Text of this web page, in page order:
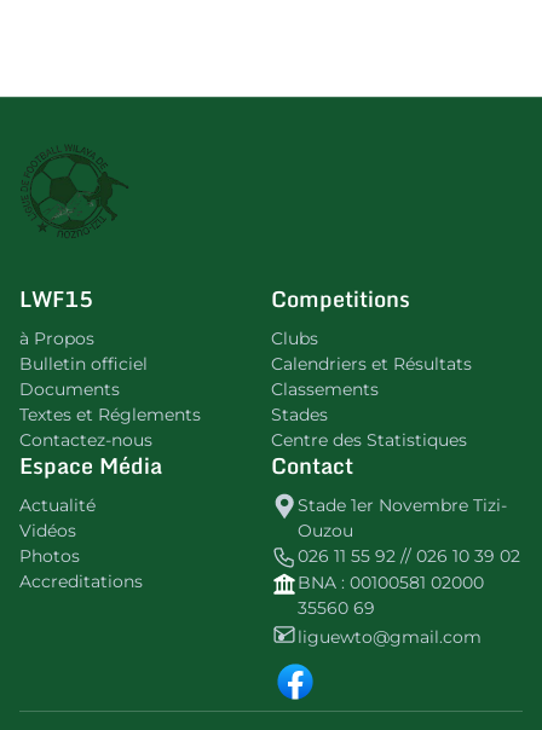
LWF15
à Propos
Bulletin officiel
Documents
Textes et Réglements
Contactez-nous
Competitions
Clubs
Calendriers et Résultats
Classements
Stades
Centre des Statistiques
Espace Média
Actualité
Vidéos
Photos
Accreditations
Contact
Stade 1er Novembre Tizi-
Ouzou
026 11 55 92 // 026 10 39 02
BNA : 00100581 02000
35560 69
liguewto@gmail.com